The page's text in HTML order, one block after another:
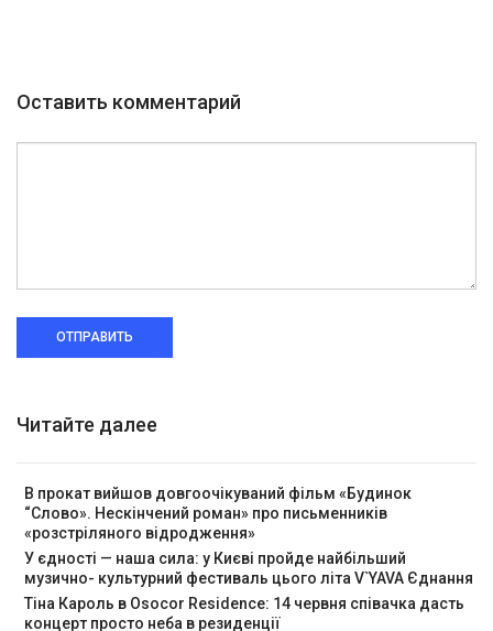
Оставить комментарий
ОТПРАВИТЬ
Читайте далее
В прокат вийшов довгоочікуваний фільм «Будинок
“Слово». Нескінчений роман» про письменників
«розстріляного відродження»
У єдності — наша сила: у Києві пройде найбільший
музично- культурний фестиваль цього літа V`YAVA Єднання
Тіна Кароль в Osocor Residence: 14 червня співачка дасть
концерт просто неба в резиденції